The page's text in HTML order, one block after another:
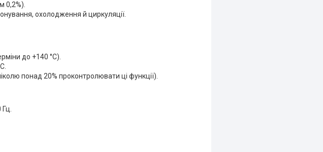
0,2%).
охолодження й циркуляції.
до +140 °C).
понад 20% проконтролювати ці функції).